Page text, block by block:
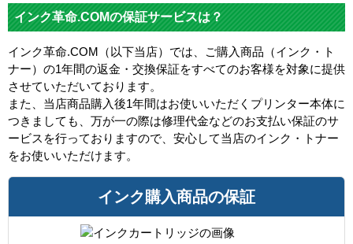
インク革命.COMの保証サービスは？
インク革命.COM（以下当店）では、ご購入商品（インク・ト
ナー）の1年間の返金・交換保証をすべてのお客様を対象に提供
させていただいております。
また、当店商品購入後1年間はお使いいただくプリンター本体に
つきましても、万が一の際は修理代金などのお支払い保証のサ
ービスを行っておりますので、安心して当店のインク・トナー
をお使いいただけます。
インク購入商品の保証